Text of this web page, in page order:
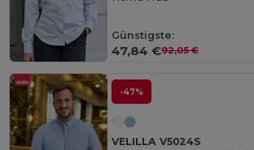
Günstigste:
47,84 €92,05 €
-47%
VELILLA V5024S